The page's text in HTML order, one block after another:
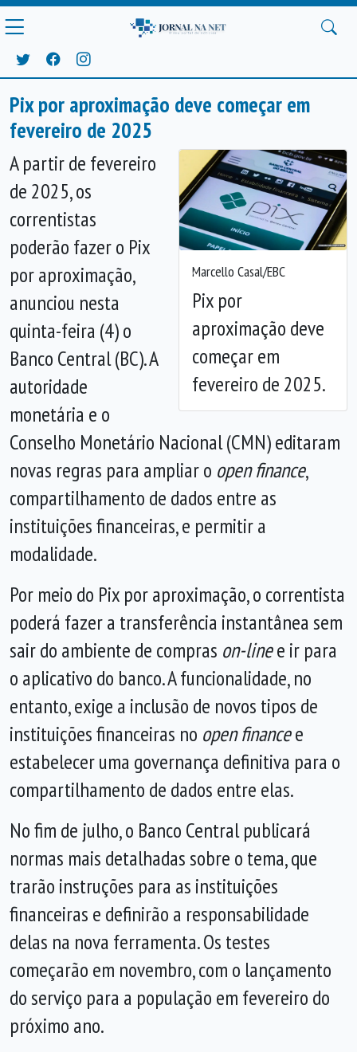
Pix por aproximação deve começar em
fevereiro de 2025
Marcello Casal/EBC
Pix por
aproximação deve
começar em
fevereiro de 2025.
Anterior
A partir de fevereiro
de 2025, os
correntistas
poderão fazer o Pix
por aproximação,
anunciou nesta
quinta-feira (4) o
Banco Central (BC). A
autoridade
monetária e o
Conselho Monetário Nacional (CMN) editaram
novas regras para ampliar o open finance,
compartilhamento de dados entre as
instituições financeiras, e permitir a
modalidade.
Por meio do Pix por aproximação, o correntista
poderá fazer a transferência instantânea sem
sair do ambiente de compras on-linee ir para
o aplicativo do banco. A funcionalidade, no
entanto, exige a inclusão de novos tipos de
instituições financeiras no open financee
estabelecer uma governança definitiva para o
compartilhamento de dados entre elas.
No fim de julho, o Banco Central publicará
normas mais detalhadas sobre o tema, que
trarão instruções para as instituições
financeiras e definirão a responsabilidade
delas na nova ferramenta. Os testes
começarão em novembro, com o lançamento
do serviço para a população em fevereiro do
próximo ano.